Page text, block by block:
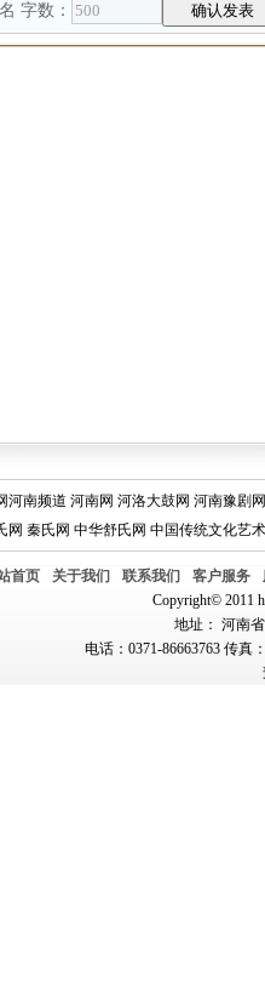
字数：
河南频道 河南网 河洛大鼓网 河南豫剧网
网 秦氏网 中华舒氏网 中国传统文化艺
首页 关于我们 联系我们 客户服务
Copyright© 2011
地址： 河南
电话：0371-86663763 传真